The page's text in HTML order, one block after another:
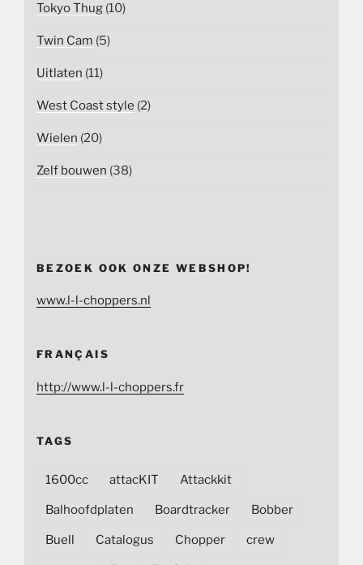
Tokyo Thug (10)
Twin Cam (5)
Uitlaten (11)
West Coast style (2)
Wielen (20)
Zelf bouwen (38)
BEZOEK OOK ONZE WEBSHOP!
www.l-l-choppers.nl
FRANÇAIS
http://www.l-l-choppers.fr
TAGS
1600cc attacKIT Attackkit
Balhoofdplaten Boardtracker Bobber
Buell Catalogus Chopper crew